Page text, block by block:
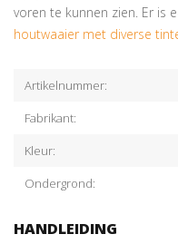
voren te kunnen zien. Er is
houtwaaier met diverse
Artikelnummer:
Fabrikant:
Kleur:
Ondergrond:
HANDLEIDING